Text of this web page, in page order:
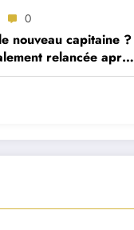
0
nouveau capitaine ?
relancée après